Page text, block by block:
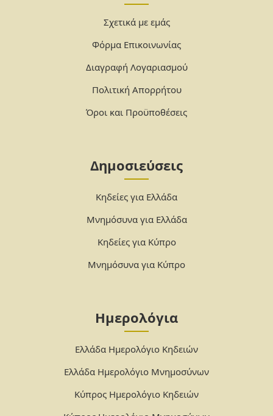
Σχετικά με εμάς
Φόρμα Επικοινωνίας
Διαγραφή Λογαριασμού
Πολιτική Απορρήτου
Όροι και Προϋποθέσεις
Δημοσιεύσεις
Κηδείες για Ελλάδα
Μνημόσυνα για Ελλάδα
Κηδείες για Κύπρο
Μνημόσυνα για Κύπρο
Ημερολόγια
Ελλάδα Ημερολόγιο Κηδειών
Ελλάδα Ημερολόγιο Μνημοσύνων
Κύπρος Ημερολόγιο Κηδειών